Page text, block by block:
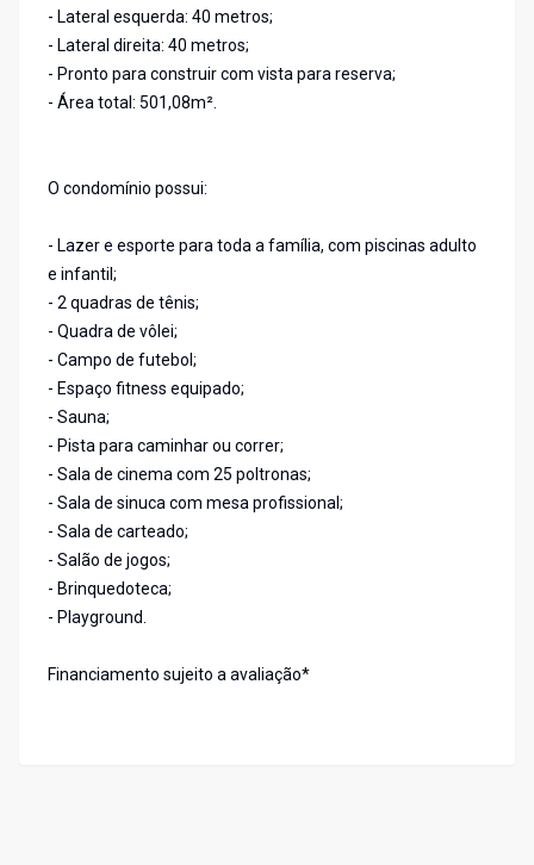
- Lateral esquerda: 40 metros;
- Lateral direita: 40 metros;
- Pronto para construir com vista para reserva;
- Área total: 501,08m².
O condomínio possui:
- Lazer e esporte para toda a família, com piscinas adulto
e infantil;
- 2 quadras de tênis;
- Quadra de vôlei;
- Campo de futebol;
- Espaço fitness equipado;
- Sauna;
- Pista para caminhar ou correr;
- Sala de cinema com 25 poltronas;
- Sala de sinuca com mesa profissional;
- Sala de carteado;
- Salão de jogos;
- Brinquedoteca;
- Playground.
Financiamento sujeito a avaliação*